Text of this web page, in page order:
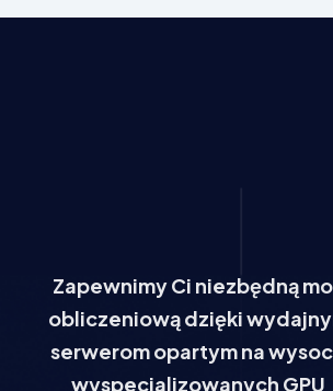
Zapewnimy Ci niezbędną
obliczeniową dzięki
serwerom opartym na
wyspecjalizowanych GPU